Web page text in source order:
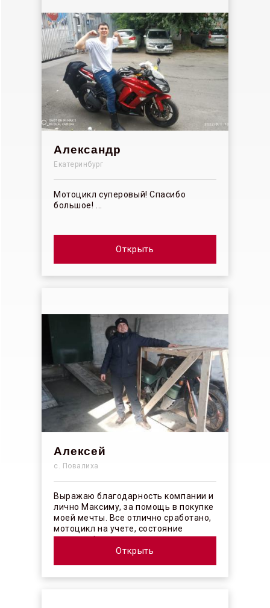
Александр
Екатеринбург
Мотоцикл суперовый! Спасибо
большое! ...
Открыть
Алексей
с. Повалиха
Выражаю благодарность компании и
лично Максиму, за помощь в покупке
моей мечты. Все отлично сработано,
мотоцикл на учете, состояние
отличное! ...
Открыть